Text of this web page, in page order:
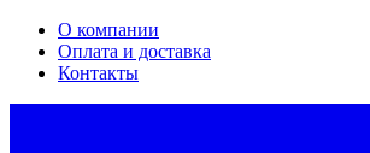
О компании
Оплата и доставка
Контакты